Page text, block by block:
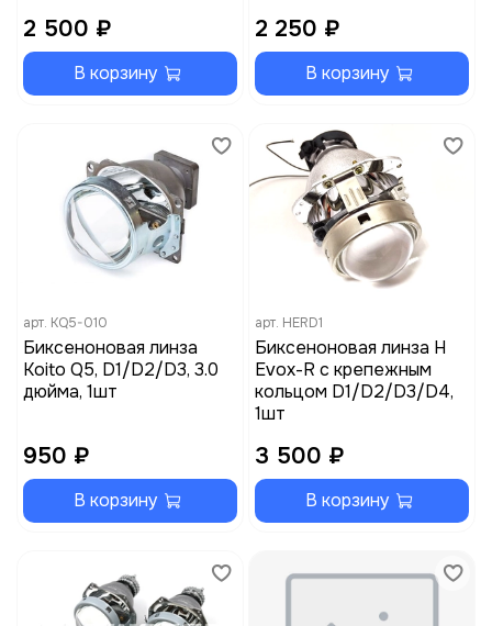
2 500 ₽
В корзину
2 250 ₽
В корзину
арт. KQ5-010
Биксеноновая линза
Koito Q5, D1/D2/D3, 3.0
дюйма, 1шт
950 ₽
В корзину
арт. HERD1
Биксеноновая линза H
Evox-R с крепежным
кольцом D1/D2/D3/D4,
1шт
3 500 ₽
В корзину